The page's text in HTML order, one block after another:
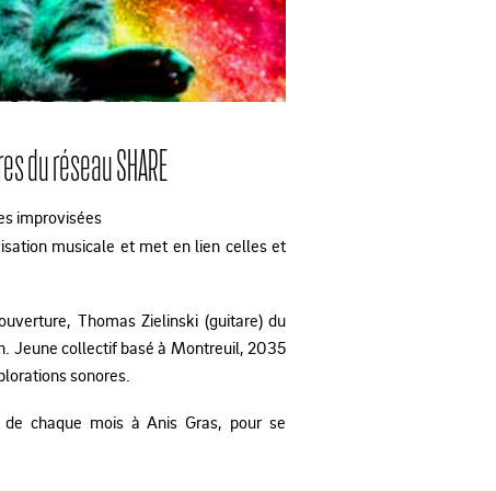
du réseau SHARE
improvisées
musicale et met en lien celles et
Thomas Zielinski (guitare) du
Jeune collectif basé à Montreuil, 2035
sonores.
chaque mois à Anis Gras, pour se